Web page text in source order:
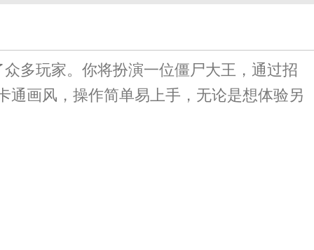
多玩家。你将扮演一位僵尸大王，通过招
通画风，操作简单易上手，无论是想体验另